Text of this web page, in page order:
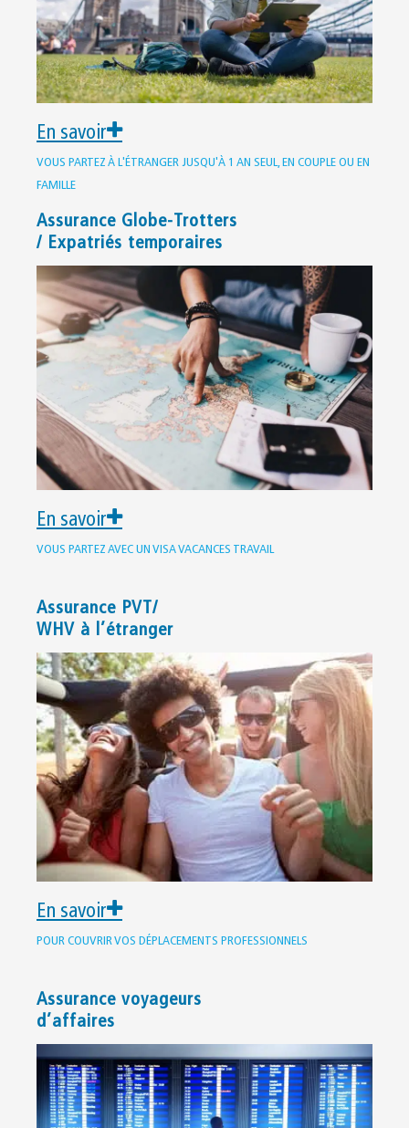
En savoir
VOUS PARTEZ À L'ÉTRANGER JUSQU'À 1 AN SEUL, EN COUPLE OU EN
FAMILLE
Assurance Globe-Trotters
/ Expatriés temporaires
En savoir
VOUS PARTEZ AVEC UN VISA VACANCES TRAVAIL
Assurance PVT/
WHV à l’étranger
En savoir
POUR COUVRIR VOS DÉPLACEMENTS PROFESSIONNELS
Assurance voyageurs
d’affaires